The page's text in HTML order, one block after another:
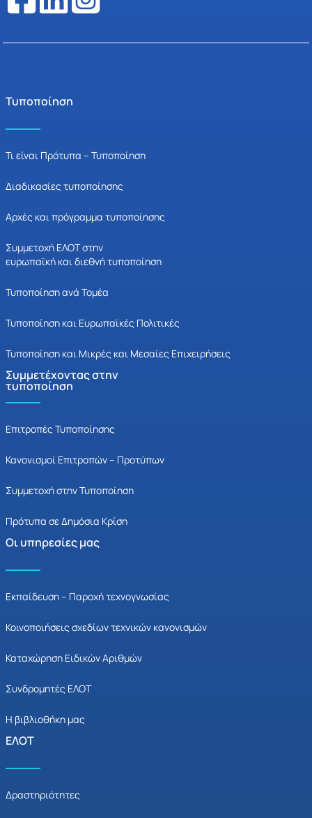
Τυποποίηση
Τι είναι Πρότυπα – Τυποποίηση
Διαδικασίες τυποποίησης
Αρχές και πρόγραμμα τυποποίησης
Συμμετοχή ΕΛΟΤ στην
ευρωπαϊκή και διεθνή τυποποίηση
Τυποποίηση ανά Τομέα
Τυποποίηση και Ευρωπαϊκές Πολιτικές
Τυποποίηση και Μικρές και Μεσαίες Επιχειρήσεις
Συμμετέχοντας στην
τυποποίηση
Επιτροπές Τυποποίησης
Κανονισμοί Επιτροπών – Προτύπων
Συμμετοχή στην Τυποποίηση
Πρότυπα σε Δημόσια Κρίση
Οι υπηρεσίες μας
Εκπαίδευση – Παροχή τεχνογνωσίας
Κοινοποιήσεις σχεδίων τεχνικών κανονισμών
Καταχώρηση Ειδικών Αριθμών
Συνδρομητές ΕΛΟΤ
Η βιβλιοθήκη μας
ΕΛΟΤ
Δραστηριότητες